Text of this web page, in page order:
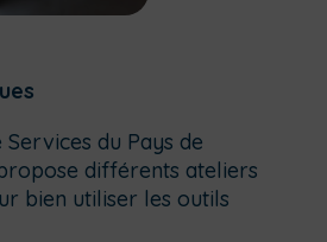
du Pays de
différents ateliers
bien utiliser les outils